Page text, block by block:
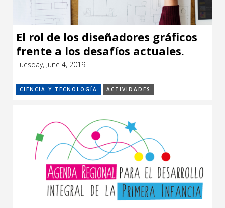
El rol de los diseñadores gráficos
frente a los desafíos actuales.
Tuesday, June 4, 2019.
CIENCIA Y TECNOLOGÍA ACTIVIDADES